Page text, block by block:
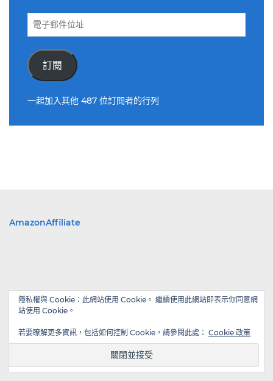
電
件
位
訂閱
一起加入其他 487 位訂閱者的行列
AmazonAffiliate
隱私權與 Cookie：此網站使用 Cookie。 繼續使用此網站即表示你同意網
站使用 Cookie。
若要瞭解更多資訊，包括如何控制 Cookie，請參閱此處： Cookie 政策